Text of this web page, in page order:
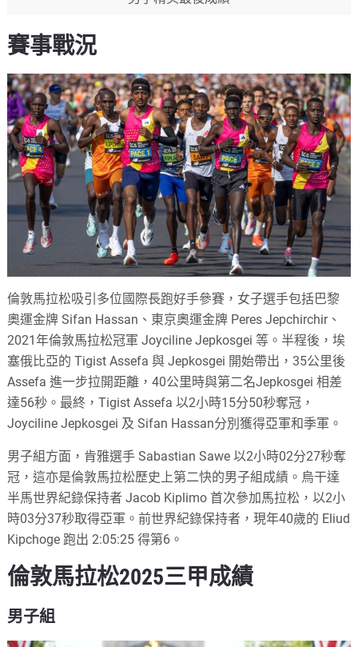
賽事戰況
倫敦馬拉松吸引多位國際長跑好手參賽，女子選手包括巴黎
奧運金牌 Sifan Hassan、東京奧運金牌 Peres Jepchirchir、
2021年倫敦馬拉松冠軍 Joyciline Jepkosgei 等。半程後，埃
塞俄比亞的 Tigist Assefa 與 Jepkosgei 開始帶出，35公里後
Assefa 進一步拉開距離，40公里時與第二名Jepkosgei 相差
達56秒。最終，Tigist Assefa 以2小時15分50秒奪冠，
Joyciline Jepkosgei 及 Sifan Hassan分別獲得亞軍和季軍。
男子組方面，肯雅選手 Sabastian Sawe 以2小時02分27秒奪
冠，這亦是倫敦馬拉松歷史上第二快的男子組成績。烏干達
半馬世界紀錄保持者 Jacob Kiplimo 首次參加馬拉松，以2小
時03分37秒取得亞軍。前世界紀錄保持者，現年40歲的 Eliud
Kipchoge 跑出 2:05:25 得第6。
倫敦馬拉松2025三甲成績
男子組